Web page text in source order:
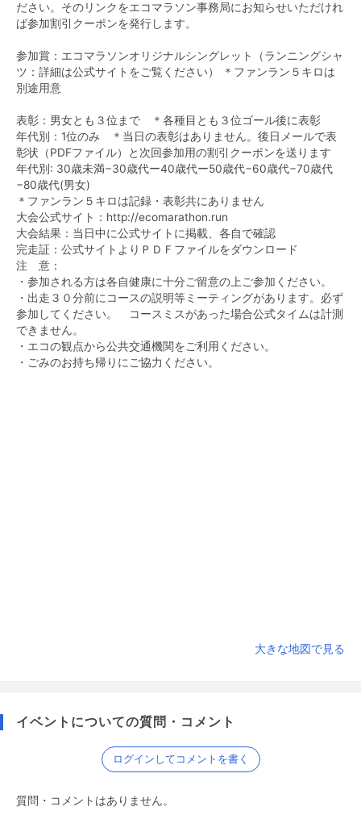
ださい。そのリンクをエコマラソン事務局にお知らせいただけれ
ば参加割引クーポンを発行します。
参加賞：エコマラソンオリジナルシングレット（ランニングシャ
ツ：詳細は公式サイトをご覧ください） ＊ファンラン５キロは
別途用意
表彰：男女とも‪３‬位まで ＊各種目とも３位ゴール後に表彰
年代別：1位のみ ＊当日の表彰はありません。後日メールで表
彰状（PDFファイル）と次回参加用の割引クーポンを送ります
−80歳代(男女)
＊ファンラン５キロは記録・表彰共にありません
‪大会公式サイト：
大会結果：当日中に公式サイトに掲載、各自で確認
完走証：公式サイトよりＰＤＦファイルをダウンロード
注 意：
・参加される方は各自健康に十分ご留意の上ご参加ください。
・出走３０分前にコースの説明等ミーティングがあります。必ず
参加してください。 コースミスがあった場合公式タイムは計測
できません。
・エコの観点から公共交通機関をご利用ください。
・ごみのお持ち帰りにご協力ください。
大きな地図で見る
イベントについての質問・コメント
ログインしてコメントを書く
質問・コメントはありません。